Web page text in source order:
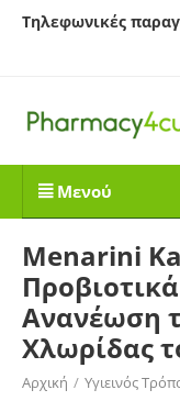
Τηλεφωνικές
Μενού
Menarini
Ανανέωση
Χλωρίδας
Αρχική / Υγιεινός